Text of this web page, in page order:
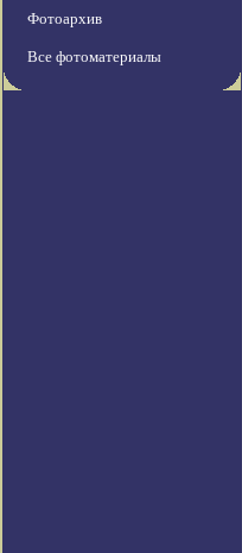
Фотоархив
Все фотоматериалы